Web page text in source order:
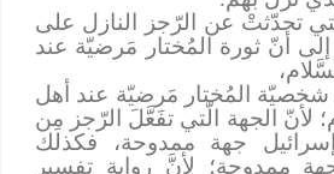
تحدّثتْ عن الرّجز النازل على
أنّ ثورة المُختار مَرضيّة عند
شخصيّة المُختار مَرضيّة عند أهل
لأنّ الجهة الّتي تفَعَّلَ الرّجز مِن
جهة ممدوحة، فكذلك
ممدوحة؛ لأنَّ رواية تفسير